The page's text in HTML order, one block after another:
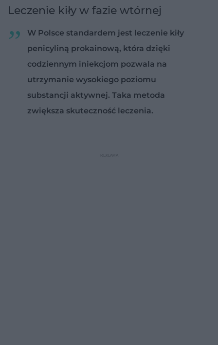
Leczenie kiły w fazie wtórnej
W Polsce standardem jest leczenie kiły
penicyliną prokainową, która dzięki
codziennym iniekcjom pozwala na
utrzymanie wysokiego poziomu
substancji aktywnej. Taka metoda
zwiększa skuteczność leczenia.